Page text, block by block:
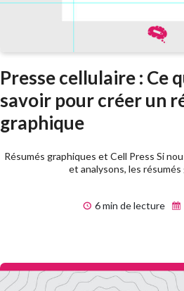
Presse cellulaire : Ce
savoir pour créer un
graphique
Résumés graphiques et Cell Press Si
et analysons, les résumés
6 min de lecture